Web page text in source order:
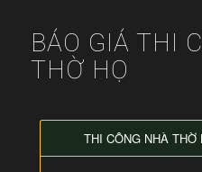
BÁO GIÁ THI
THỜ HỌ
THI CÔNG NHÀ